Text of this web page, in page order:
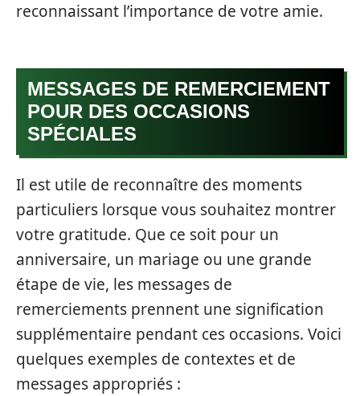
reconnaissant l’importance de votre amie.
MESSAGES DE REMERCIEMENT
POUR DES OCCASIONS
SPÉCIALES
Il est utile de reconnaître des moments
particuliers lorsque vous souhaitez montrer
votre gratitude. Que ce soit pour un
anniversaire, un mariage ou une grande
étape de vie, les messages de
remerciements prennent une signification
supplémentaire pendant ces occasions. Voici
quelques exemples de contextes et de
messages appropriés :